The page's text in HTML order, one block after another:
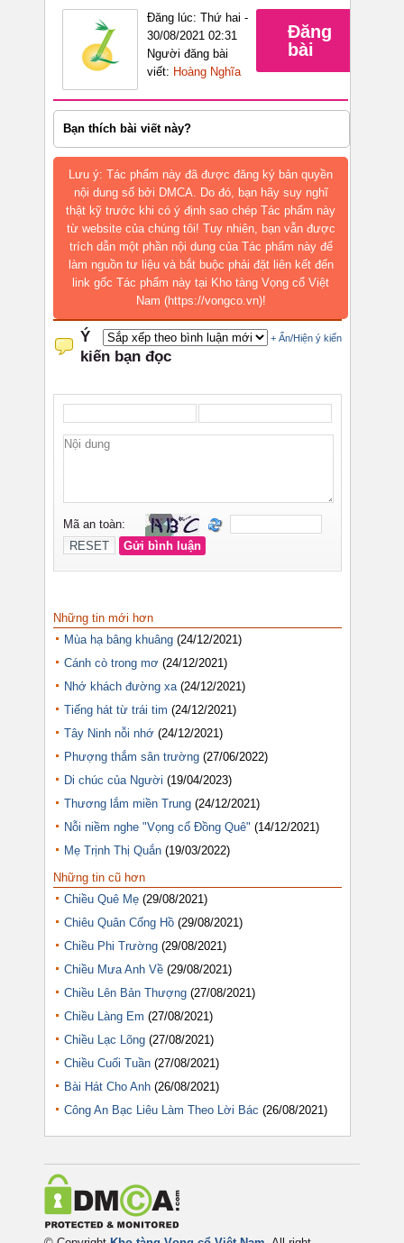
Đăng lúc: Thứ hai -
30/08/2021 02:31
Người đăng bài
viết: Hoàng Nghĩa
Đăng
bài
Bạn thích bài viết này?
Lưu ý: Tác phẩm này đã được đăng ký bản quyền
nội dung số bởi DMCA. Do đó, bạn hãy suy nghĩ
thật kỹ trước khi có ý định sao chép Tác phẩm này
từ website của chúng tôi! Tuy nhiên, bạn vẫn được
trích dẫn một phần nội dung của Tác phẩm này để
làm nguồn tư liệu và bắt buộc phải đặt liên kết đến
link gốc Tác phẩm này tại Kho tàng Vọng cổ Việt
Nam (https://vongco.vn)!
Những tin mới hơn
Mùa hạ bâng khuâng (24/12/2021)
Cánh cò trong mơ (24/12/2021)
Nhớ khách đường xa (24/12/2021)
Tiếng hát từ trái tim (24/12/2021)
Tây Ninh nỗi nhớ (24/12/2021)
Phượng thắm sân trường (27/06/2022)
Di chúc của Người (19/04/2023)
Thương lắm miền Trung (24/12/2021)
Nỗi niềm nghe "Vọng cổ Đồng Quê" (14/12/2021)
Mẹ Trịnh Thị Quắn (19/03/2022)
Những tin cũ hơn
Chiều Quê Mẹ (29/08/2021)
Chiêu Quân Cống Hồ (29/08/2021)
Chiều Phi Trường (29/08/2021)
Chiều Mưa Anh Về (29/08/2021)
Chiều Lên Bản Thượng (27/08/2021)
Chiều Làng Em (27/08/2021)
Chiều Lạc Lõng (27/08/2021)
Chiều Cuối Tuần (27/08/2021)
Bài Hát Cho Anh (26/08/2021)
Công An Bạc Liêu Làm Theo Lời Bác (26/08/2021)